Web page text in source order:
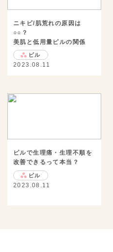
ニキビ/肌荒れの原因は
○○？
美肌と低用量ピルの関係
ピル
2023.08.11
ピルで生理痛・生理不順を
改善できるって本当？
ピル
2023.08.11